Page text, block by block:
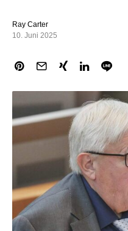
Ray Carter
10. Juni 2025